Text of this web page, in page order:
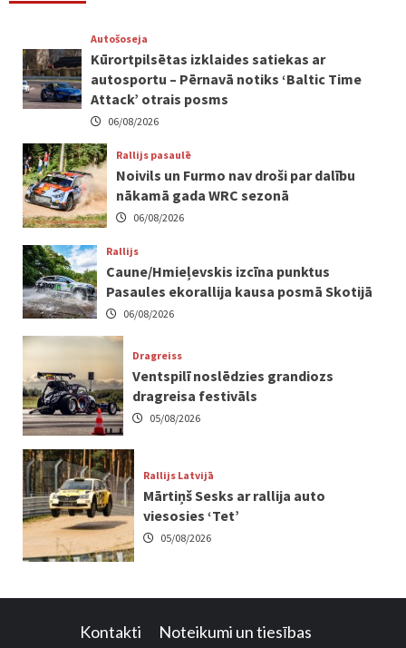
Autošoseja
Kūrortpilsētas izklaides satiekas ar
autosportu – Pērnavā notiks ‘Baltic Time
Attack’ otrais posms
06/08/2026
Rallijs pasaulē
Noivils un Furmo nav droši par dalību
nākamā gada WRC sezonā
06/08/2026
Rallijs
Caune/Hmieļevskis izcīna punktus
Pasaules ekorallija kausa posmā Skotijā
06/08/2026
Dragreiss
Ventspilī noslēdzies grandiozs
dragreisa festivāls
05/08/2026
Rallijs Latvijā
Mārtiņš Sesks ar rallija auto
viesosies ‘Tet’
05/08/2026
Kontakti Noteikumi un tiesības